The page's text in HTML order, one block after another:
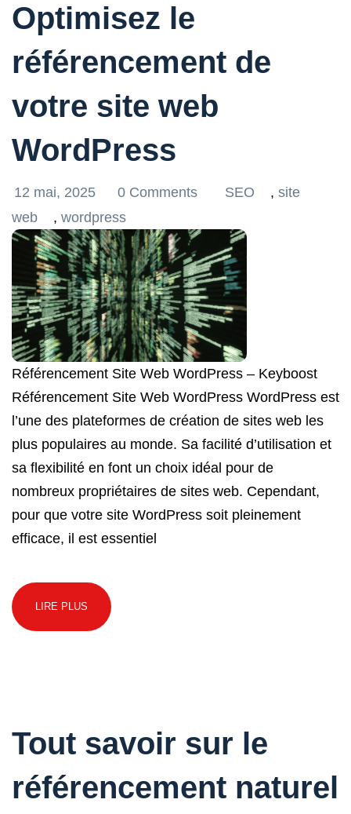
Optimisez le
référencement de
votre site web
WordPress
12 mai, 2025 0 Comments SEO , site
web
, wordpress
Référencement Site Web WordPress – Keyboost
Référencement Site Web WordPress WordPress est
l’une des plateformes de création de sites web les
plus populaires au monde. Sa facilité d’utilisation et
sa flexibilité en font un choix idéal pour de
nombreux propriétaires de sites web. Cependant,
pour que votre site WordPress soit pleinement
efficace, il est essentiel
LIRE PLUS
Tout savoir sur le
référencement naturel